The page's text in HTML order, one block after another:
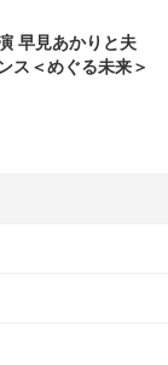
早見あかりと夫
ス＜めぐる未来＞